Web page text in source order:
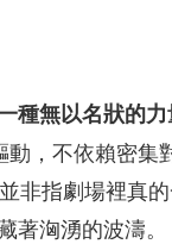
種無以名狀的
，不依賴密
非指劇場裡真
著洶湧的波濤。